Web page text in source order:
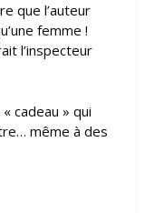
que l’auteur
femme !
l’inspecteur
cadeau » qui
même à des